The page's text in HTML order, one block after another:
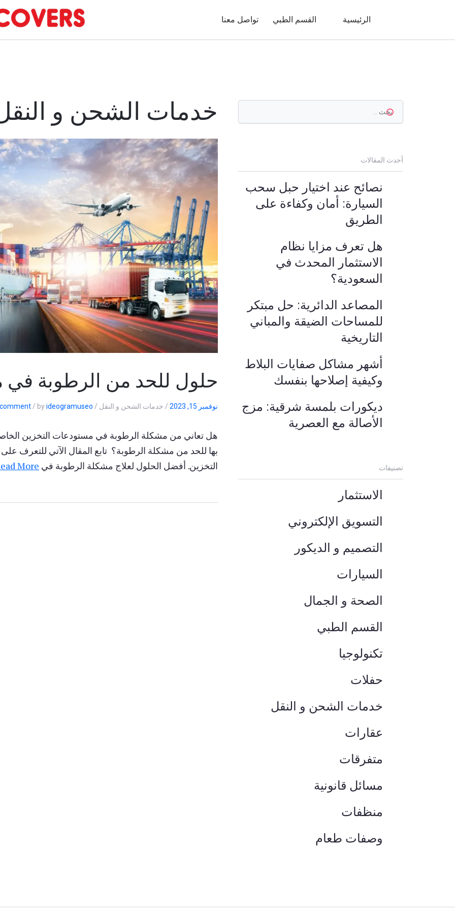
الرئيسية القسم الطبي تواصل معنا
خدمات الشحن و
حلول للحد من الرطوبة في
نوفمبر 15, 2023 / خدمات الشحن و النقل /
byideogramuseo
/
هل تعاني من مشكلة الرطوبة في مستودعات التخزين
بها للحد من مشكلة الرطوبة؟ تابع المقال الآتي
التخزين. أفضل الحلول لعلاج مشكلة الرطوبة في More
أحدث المقالات
نصائح عند اختيار حبل سحب
السيارة: أمان وكفاءة على
الطريق
هل تعرف مزايا نظام
الاستثمار المحدث في
السعودية؟
المصاعد الدائرية: حل مبتكر
للمساحات الضيقة والمباني
التاريخية
أشهر مشاكل صفايات البلاط
وكيفية إصلاحها بنفسك
ديكورات بلمسة شرقية: مزج
الأصالة مع العصرية
تصنيفات
الاستثمار
التسويق الإلكتروني
التصميم و الديكور
السيارات
الصحة و الجمال
القسم الطبي
تكنولوجيا
حفلات
خدمات الشحن و النقل
عقارات
متفرقات
مسائل قانونية
منظفات
وصفات طعام